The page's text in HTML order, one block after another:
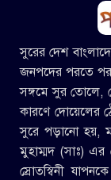
সুরের দেশ
জনপদের পরতে
সঙ্গমে সুর তোলে,
কারণে দোয়েলের
সুরে পড়ানো হয়,
মুহাম্মদ (সাঃ)
স্রোতস্বিনী